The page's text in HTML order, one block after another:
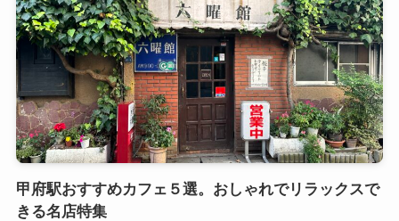
甲府駅おすすめカフェ５選。おしゃれでリラックスで
きる名店特集